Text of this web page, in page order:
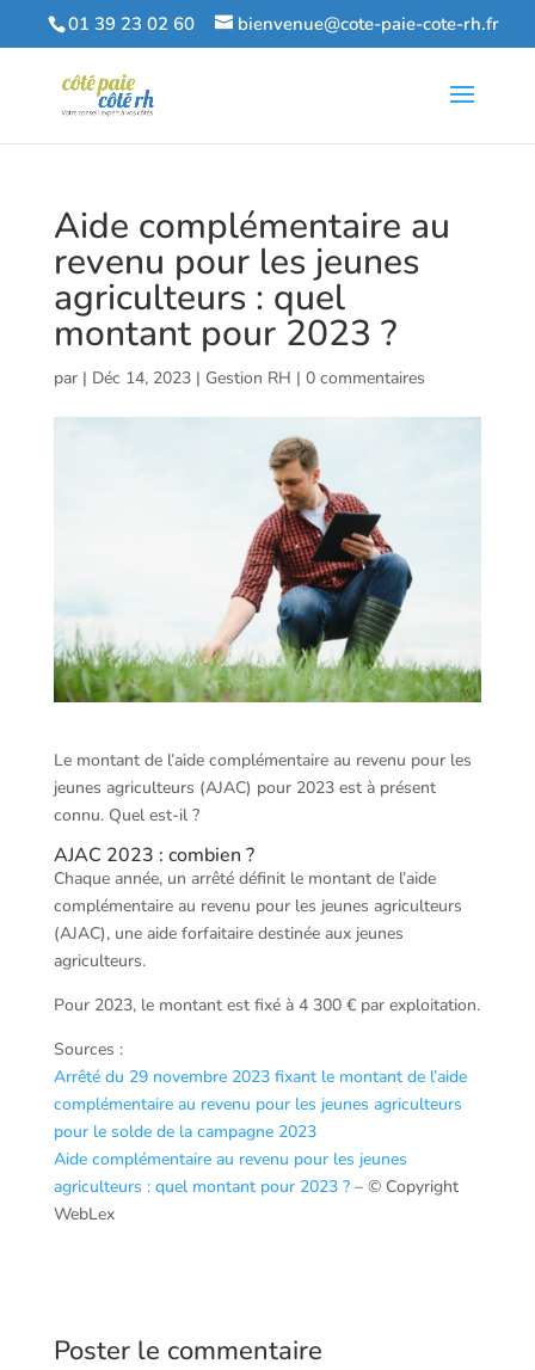
01 39 23 02 60 bienvenue@cote-paie-cote-rh.fr
Aide complémentaire au
revenu pour les jeunes
agriculteurs : quel
montant pour 2023 ?
par | Déc 14, 2023| Gestion RH | 0 commentaires
Le montant de l’aide complémentaire au revenu pour les
jeunes agriculteurs (AJAC) pour 2023 est à présent
connu. Quel est-il ?
AJAC 2023 : combien ?
Chaque année, un arrêté définit le montant de l’aide
complémentaire au revenu pour les jeunes agriculteurs
(AJAC), une aide forfaitaire destinée aux jeunes
agriculteurs.
Pour 2023, le montant est fixé à 4 300 € par exploitation.
Sources :
Arrêté du 29 novembre 2023 fixant le montant de l’aide
complémentaire au revenu pour les jeunes agriculteurs
pour le solde de la campagne 2023
Aide complémentaire au revenu pour les jeunes
agriculteurs : quel montant pour 2023 ?– © Copyright
WebLex
Poster le commentaire